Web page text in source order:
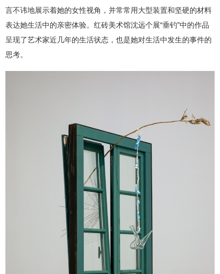
言不讳地展示着她的女性视角，并常常用大型装置和坚硬的材料
表达她生活中的亲密体验。红砖美术馆沈远个展“垂钓”中的作品
呈现了艺术家近几年的生活状态，也是她对生活中发生的事件的
思考。